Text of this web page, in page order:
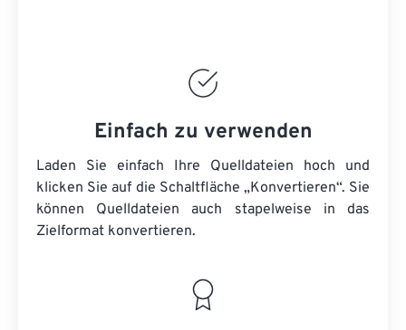
Einfach zu verwenden
Laden Sie einfach Ihre Quelldateien hoch und
klicken Sie auf die Schaltfläche „Konvertieren“. Sie
können Quelldateien auch stapelweise in das
Zielformat konvertieren.